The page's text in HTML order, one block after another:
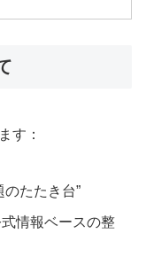
す：
のたたき台”
情報ベースの整